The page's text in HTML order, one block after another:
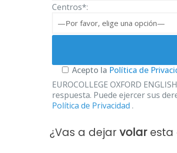
Centros*:
Acepto la Política de
EUROCOLLEGE OXFORD
respuesta. Puede ejercer sus
Política de Privacidad.
¿Vas a dejarvolaresta